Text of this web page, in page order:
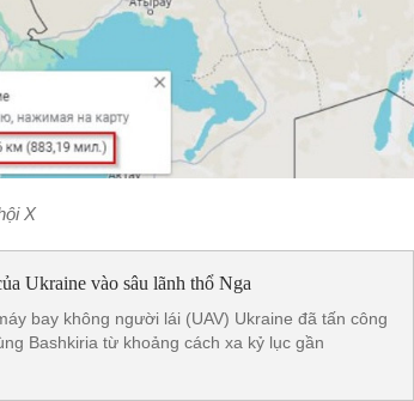
X
Ukraine vào sâu lãnh thổ Nga
bay không người lái (UAV) Ukraine đã tấn công
Bashkiria từ khoảng cách xa kỷ lục gần